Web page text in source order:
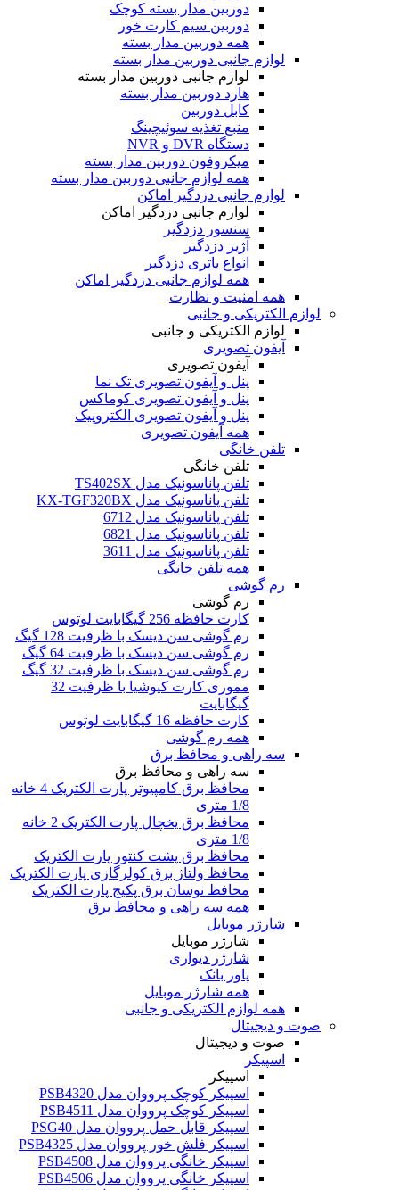
دوربین مدار بسته کوچک
دوربین سیم کارت خور
همه دوربین مدار بسته
لوازم جانبی دوربین مدار بسته
لوازم جانبی دوربین مدار بسته
هارد دوربین مدار بسته
کابل دوربین
منبع تغذیه سوئیچینگ
دستگاه DVR و NVR
میکروفون دوربین مدار بسته
همه لوازم جانبی دوربین مدار بسته
لوازم جانبی دزدگیر اماکن
لوازم جانبی دزدگیر اماکن
سنسور دزدگیر
آژیر دزدگیر
انواع باتری دزدگیر
همه لوازم جانبی دزدگیر اماکن
همه امنیت و نظارت
لوازم الکتریکی و جانبی
لوازم الکتریکی و جانبی
آیفون تصویری
آیفون تصویری
پنل و آیفون تصویری تک نما
پنل و آیفون تصویری کوماکس
پنل و آیفون تصویری الکتروپیک
همه آیفون تصویری
تلفن خانگی
تلفن خانگی
تلفن پاناسونیک مدل TS402SX
تلفن پاناسونیک مدل KX-TGF320BX
تلفن پاناسونیک مدل 6712
تلفن پاناسونیک مدل 6821
تلفن پاناسونیک مدل 3611
همه تلفن خانگی
رم گوشی
رم گوشی
کارت حافظه 256 گیگابایت لوتوس
رم گوشی سن دیسک با ظرفیت 128 گیگ
رم گوشی سن دیسک با ظرفیت 64 گیگ
رم گوشی سن دیسک با ظرفیت 32 گیگ
مموری کارت کیوشیا با ظرفیت 32
گیگابایت
کارت حافظه 16 گیگابایت لوتوس
همه رم گوشی
سه راهی و محافظ برق
سه راهی و محافظ برق
محافظ برق کامپیوتر پارت الکتریک 4 خانه
1/8 متری
محافظ برق یخچال پارت الکتریک 2 خانه
1/8 متری
محافظ برق پشت کنتور پارت الکتریک
محافظ ولتاژ برق کولرگازی پارت الکتریک
محافظ نوسان برق پکیج پارت الکتریک
همه سه راهی و محافظ برق
شارژر موبایل
شارژر موبایل
شارژر دیواری
پاور بانک
همه شارژر موبایل
همه لوازم الکتریکی و جانبی
صوت و دیجیتال
صوت و دیجیتال
اسپیکر
اسپیکر
اسپیکر کوچک پرووان مدل PSB4320
اسپیکر کوچک پرووان مدل PSB4511
اسپیکر قابل حمل پرووان مدل PSG40
اسپیکر فلش خور پرووان مدل PSB4325
اسپیکر خانگی پرووان مدل PSB4508
اسپیکر خانگی پرووان مدل PSB4506